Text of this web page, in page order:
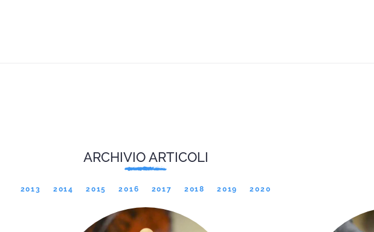
ARCHIVIO ARTICOLI
2013 2014 2015 2016 2017 2018 2019 2020